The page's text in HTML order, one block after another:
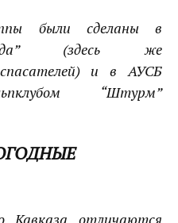
были сделаны в
(здесь же
спасателей) и в АУСБ
“Штурм”
Кавказа отличаются